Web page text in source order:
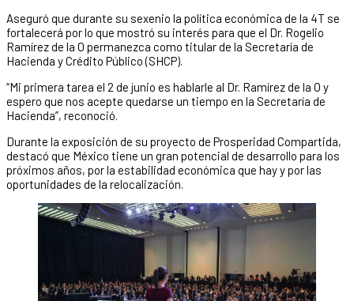
Aseguró que durante su sexenio la política económica de la 4T se
fortalecerá por lo que mostró su interés para que el Dr. Rogelio
Ramírez de la O permanezca como titular de la Secretaría de
Hacienda y Crédito Público (SHCP).
“Mi primera tarea el 2 de junio es hablarle al Dr. Ramírez de la O y
espero que nos acepte quedarse un tiempo en la Secretaría de
Hacienda”, reconoció.
Durante la exposición de su proyecto de Prosperidad Compartida,
destacó que México tiene un gran potencial de desarrollo para los
próximos años, por la estabilidad económica que hay y por las
oportunidades de la relocalización.